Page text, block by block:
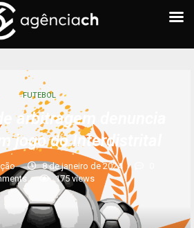
FUTEBOL
arbitragem denuncia
jogo do Interdistrital
8 de janeiro de 2024
175views